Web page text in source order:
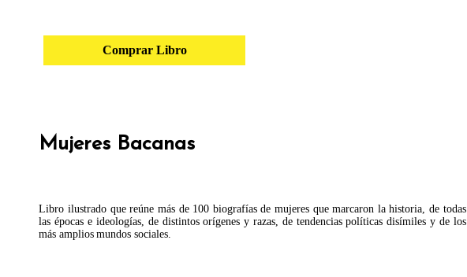
Comprar Libro
Mujeres Bacanas
Libro ilustrado que reúne más de 100 biografías de mujeres que marcaron la historia, de todas
las épocas e ideologías, de distintos orígenes y razas, de tendencias políticas disímiles y de los
más amplios mundos sociales.